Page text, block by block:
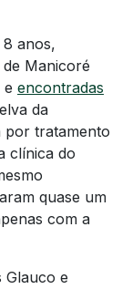
anos,
Manicoré
e encontradas
da
por tratamento
clínica do
quase um
com a
Glauco e